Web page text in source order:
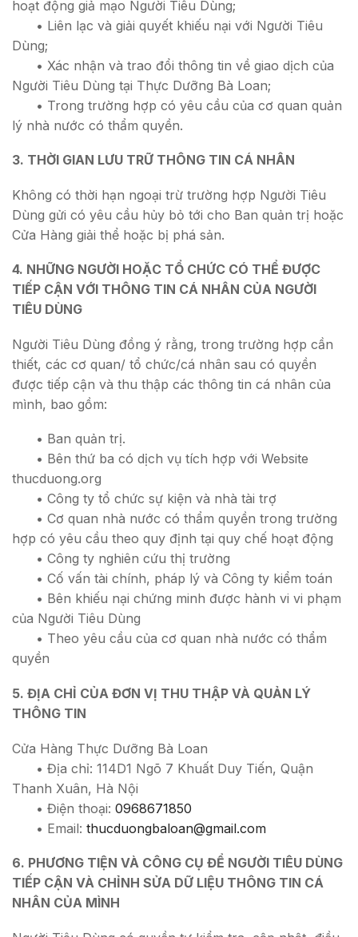
hoạt động giả mạo Người Tiêu Dùng;
• Liên lạc và giải quyết khiếu nại với Người Tiêu
Dùng;
• Xác nhận và trao đổi thông tin về giao dịch của
Người Tiêu Dùng tại Thực Dưỡng Bà Loan;
• Trong trường hợp có yêu cầu của cơ quan quản
lý nhà nước có thẩm quyền.
3. THỜI GIAN LƯU TRỮ THÔNG TIN CÁ NHÂN
Không có thời hạn ngoại trừ trường hợp Người Tiêu
Dùng gửi có yêu cầu hủy bỏ tới cho Ban quản trị hoặc
Cửa Hàng giải thể hoặc bị phá sản.
4. NHỮNG NGƯỜI HOẶC TỔ CHỨC CÓ THỂ ĐƯỢC
TIẾP CẬN VỚI THÔNG TIN CÁ NHÂN CỦA NGƯỜI
TIÊU DÙNG
Người Tiêu Dùng đồng ý rằng, trong trường hợp cần
thiết, các cơ quan/ tổ chức/cá nhân sau có quyền
được tiếp cận và thu thập các thông tin cá nhân của
mình, bao gồm:
• Ban quản trị.
• Bên thứ ba có dịch vụ tích hợp với Website
thucduong.org
• Công ty tổ chức sự kiện và nhà tài trợ
• Cơ quan nhà nước có thẩm quyền trong trường
hợp có yêu cầu theo quy định tại quy chế hoạt động
• Công ty nghiên cứu thị trường
• Cố vấn tài chính, pháp lý và Công ty kiểm toán
• Bên khiếu nại chứng minh được hành vi vi phạm
của Người Tiêu Dùng
• Theo yêu cầu của cơ quan nhà nước có thẩm
quyền
5. ĐỊA CHỈ CỦA ĐƠN VỊ THU THẬP VÀ QUẢN LÝ
THÔNG TIN
Cửa Hàng Thực Dưỡng Bà Loan
• Địa chỉ: 114D1 Ngõ 7 Khuất Duy Tiến, Quận
Thanh Xuân, Hà Nội
• Điện thoại: 0968671850
• Email: thucduongbaloan@gmail.com
6. PHƯƠNG TIỆN VÀ CÔNG CỤ ĐỂ NGƯỜI TIÊU DÙNG
TIẾP CẬN VÀ CHỈNH SỬA DỮ LIỆU THÔNG TIN CÁ
NHÂN CỦA MÌNH